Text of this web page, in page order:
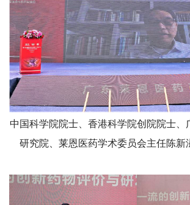
中国科学院院士、香港科学院创院院士、
研究院、莱恩医药学术委员会主任陈新